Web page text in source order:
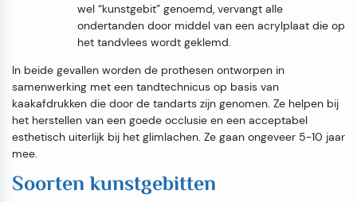
wel “kunstgebit” genoemd, vervangt alle
ondertanden door middel van een acrylplaat die op
het tandvlees wordt geklemd.
In beide gevallen worden de prothesen ontworpen in
samenwerking met een tandtechnicus op basis van
kaakafdrukken die door de tandarts zijn genomen. Ze helpen bij
het herstellen van een goede occlusie en een acceptabel
esthetisch uiterlijk bij het glimlachen. Ze gaan ongeveer 5-10 jaar
mee.
Soorten kunstgebitten